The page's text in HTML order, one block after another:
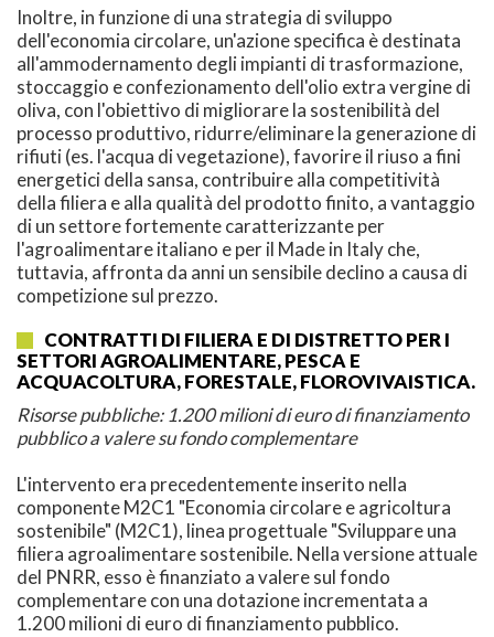
Inoltre, in funzione di una strategia di sviluppo
dell'economia circolare, un'azione specifica è destinata
all'ammodernamento degli impianti di trasformazione,
stoccaggio e confezionamento dell'olio extra vergine di
oliva, con l'obiettivo di migliorare la sostenibilità del
processo produttivo, ridurre/eliminare la generazione di
rifiuti (es. l'acqua di vegetazione), favorire il riuso a fini
energetici della sansa, contribuire alla competitività
della filiera e alla qualità del prodotto finito, a vantaggio
di un settore fortemente caratterizzante per
l'agroalimentare italiano e per il Made in Italy che,
tuttavia, affronta da anni un sensibile declino a causa di
competizione sul prezzo.
CONTRATTI DI FILIERA E DI DISTRETTO PER I
SETTORI AGROALIMENTARE, PESCA E
ACQUACOLTURA, FORESTALE, FLOROVIVAISTICA.
Risorse pubbliche: 1.200 milioni di euro di finanziamento
pubblico a valere su fondo complementare
L'intervento era precedentemente inserito nella
componente M2C1 "Economia circolare e agricoltura
sostenibile" (M2C1), linea progettuale "Sviluppare una
filiera agroalimentare sostenibile. Nella versione attuale
del PNRR, esso è finanziato a valere sul fondo
complementare con una dotazione incrementata a
1.200 milioni di euro di finanziamento pubblico.